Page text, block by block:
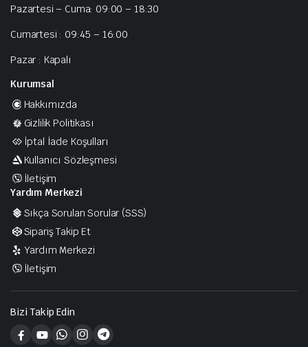
Pazartesi – Cuma: 09:00 – 18:30
Cumartesi : 09:45 – 16:00
Pazar : Kapalı
Kurumsal
Hakkımızda
Gizlilik Politikası
İptal İade Koşulları
Kullanıcı Sözleşmesi
İletişim
Yardım Merkezi
Sıkça Sorulan Sorular (SSS)
Sipariş Takip Et
Yardım Merkezi
İletişim
Bizi Takip Edin